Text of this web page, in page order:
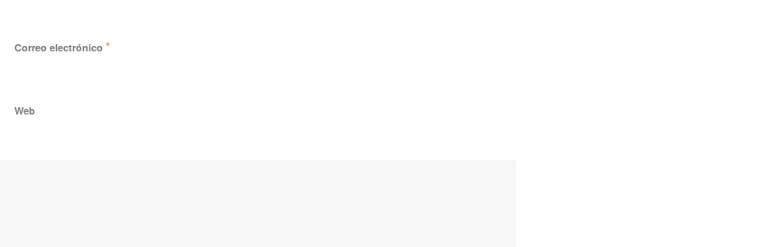
Correo electrónico *
Web